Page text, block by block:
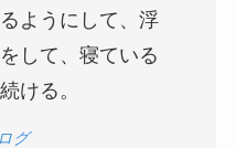
ようにして、浮
して、寝ている
ける。
グ